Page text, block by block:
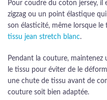
Pour coudre du coton jersey, il
zigzag ou un point élastique
son élasticité, même lorsque le
tissu jean stretch blanc.
Pendant la couture,
le tissu pour éviter de le
une chute de tissu avant de
couture soit bien adaptée.